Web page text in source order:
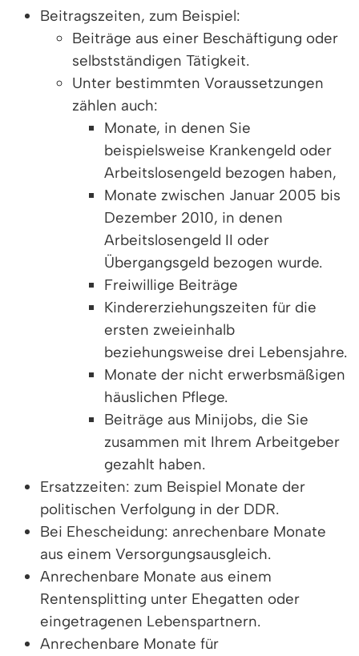
Beitragszeiten, zum Beispiel:
Beiträge aus einer Beschäftigung oder
selbstständigen Tätigkeit.
Unter bestimmten Voraussetzungen
zählen auch:
Monate, in denen Sie
beispielsweise Krankengeld oder
Arbeitslosengeld bezogen haben,
Monate zwischen Januar 2005 bis
Dezember 2010, in denen
Arbeitslosengeld II oder
Übergangsgeld bezogen wurde.
Freiwillige Beiträge
Kindererziehungszeiten für die
ersten zweieinhalb
beziehungsweise drei Lebensjahre.
Monate der nicht erwerbsmäßigen
häuslichen Pflege.
Beiträge aus Minijobs, die Sie
zusammen mit Ihrem Arbeitgeber
gezahlt haben.
Ersatzzeiten: zum Beispiel Monate der
politischen Verfolgung in der DDR.
Bei Ehescheidung: anrechenbare Monate
aus einem Versorgungsausgleich.
Anrechenbare Monate aus einem
Rentensplitting unter Ehegatten oder
eingetragenen Lebenspartnern.
Anrechenbare Monate für